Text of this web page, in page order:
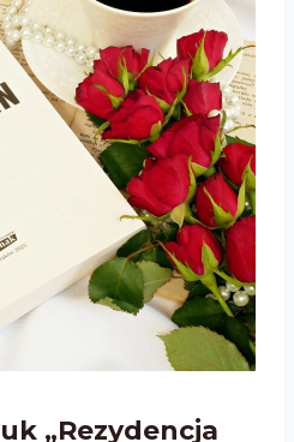
„Rezydencja